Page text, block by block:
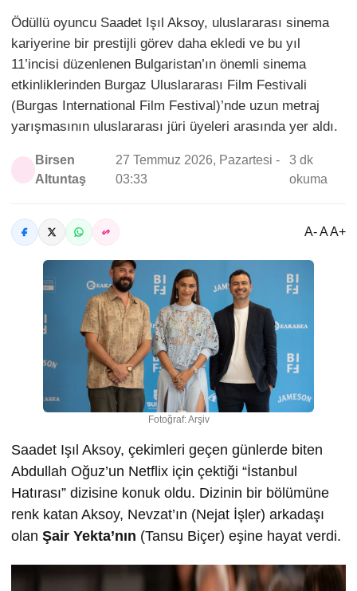
Ödüllü oyuncu Saadet Işıl Aksoy, uluslararası sinema
kariyerine bir prestijli görev daha ekledi ve bu yıl
11’incisi düzenlenen Bulgaristan’ın önemli sinema
etkinliklerinden Burgaz Uluslararası Film Festivali
(Burgas International Film Festival)’nde uzun metraj
yarışmasının uluslararası jüri üyeleri arasında yer aldı.
Birsen
Altuntaş
27 Temmuz 2026, Pazartesi -
03:33
3 dk
okuma
A- A A+
Fotoğraf: Arşiv
Saadet Işıl Aksoy, çekimleri geçen günlerde biten
Abdullah Oğuz’un Netflix için çektiği “İstanbul
Hatırası” dizisine konuk oldu. Dizinin bir bölümüne
renk katan Aksoy, Nevzat’ın (Nejat İşler) arkadaşı
olan Şair Yekta’nın (Tansu Biçer) eşine hayat verdi.